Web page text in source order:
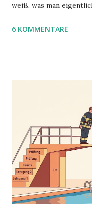
weiß, was man
sie Ihnen vor.
6 KOMMENTARE